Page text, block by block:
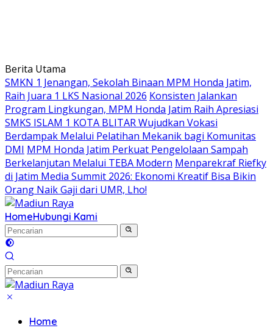
Langsung
ke
konten
Berita Utama
SMKN 1 Jenangan, Sekolah Binaan MPM Honda Jatim,
Raih Juara 1 LKS Nasional 2026 Konsisten Jalankan
Program Lingkungan, MPM Honda Jatim Raih Apresiasi
SMKS ISLAM 1 KOTA BLITAR Wujudkan Vokasi
Berdampak Melalui Pelatihan Mekanik bagi Komunitas
DMI MPM Honda Jatim Perkuat Pengelolaan Sampah
Berkelanjutan Melalui TEBA Modern Menparekraf Riefky
di Jatim Media Summit 2026: Ekonomi Kreatif Bisa Bikin
Orang Naik Gaji dari UMR, Lho!
HomeHubungi Kami
Home